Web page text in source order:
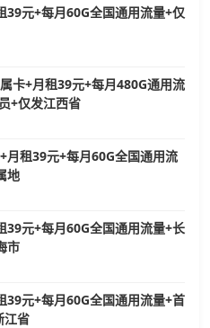
39元+每月60G全国通用流量+仅
卡+月租39元+每月480G通用流
+仅发江西省
月租39元+每月60G全国通用流
地
39元+每月60G全国通用流量+长
市
39元+每月60G全国通用流量+首
江省